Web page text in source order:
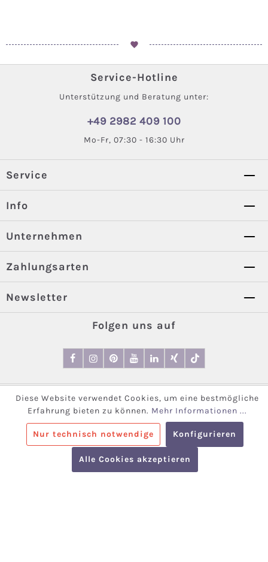
Service-Hotline
Unterstützung und Beratung unter:
+49 2982 409 100
Mo-Fr, 07:30 - 16:30 Uhr
Service
Info
Unternehmen
Zahlungsarten
Newsletter
Folgen uns auf
Shopware Dienstleister
© 2026 Ewers Strümpfe GmbH
Alle Preise inkl. gesetzl. Mehrwertsteuer zzgl.
und ggf. Nachnahmegebühren, wenn nicht
Diese Website verwendet Cookies, um eine bestmögliche
Erfahrung bieten zu können. Mehr Informationen ...
Nur technisch notwendige Konfigurieren
Alle Cookies akzeptieren